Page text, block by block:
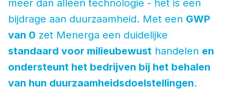
meer dan alleen technologie - het is een
bijdrage aan duurzaamheid. Met een GWP
van 0 zet Menerga een duidelijke
standaard voor milieubewust handelen en
ondersteunt het bedrijven bij het behalen
van hun duurzaamheidsdoelstellingen.